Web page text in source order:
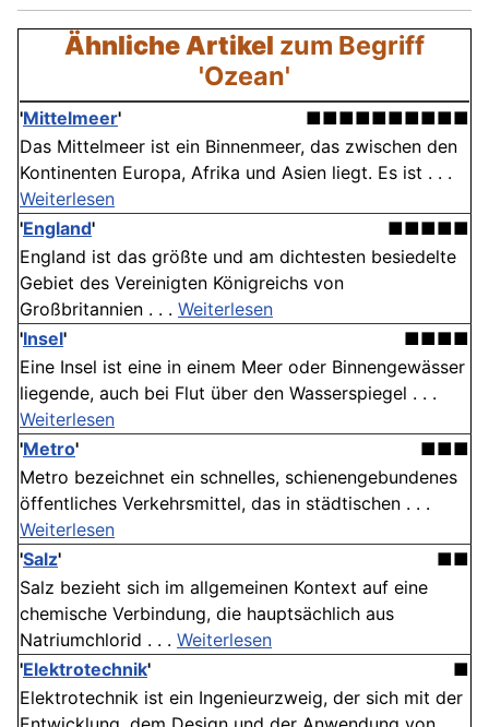
Ähnliche Artikel zum Begriff
'Ozean'
'Mittelmeer'
■■■■■■■■■■
Das Mittelmeer ist ein Binnenmeer, das zwischen den
Kontinenten Europa, Afrika und Asien liegt. Es ist . . .
Weiterlesen
'England'
■■■■■
England ist das größte und am dichtesten besiedelte
Gebiet des Vereinigten Königreichs von
Großbritannien . . . Weiterlesen
'Insel'
■■■■
Eine Insel ist eine in einem Meer oder Binnengewässer
liegende, auch bei Flut über den Wasserspiegel . . .
Weiterlesen
'Metro'
■■■
Metro bezeichnet ein schnelles, schienengebundenes
öffentliches Verkehrsmittel, das in städtischen . . .
Weiterlesen
'Salz'
■■
Salz bezieht sich im allgemeinen Kontext auf eine
chemische Verbindung, die hauptsächlich aus
Natriumchlorid . . . Weiterlesen
'Elektrotechnik'
■
Elektrotechnik ist ein Ingenieurzweig, der sich mit der